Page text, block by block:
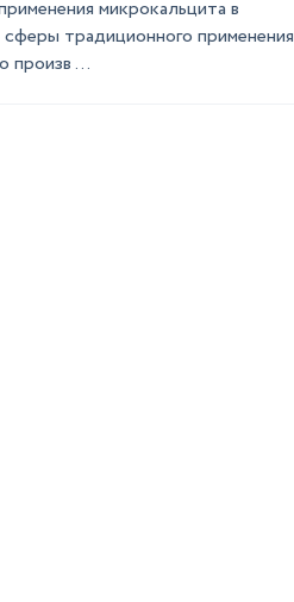
микрокальцита в
традиционного применения
произв ...